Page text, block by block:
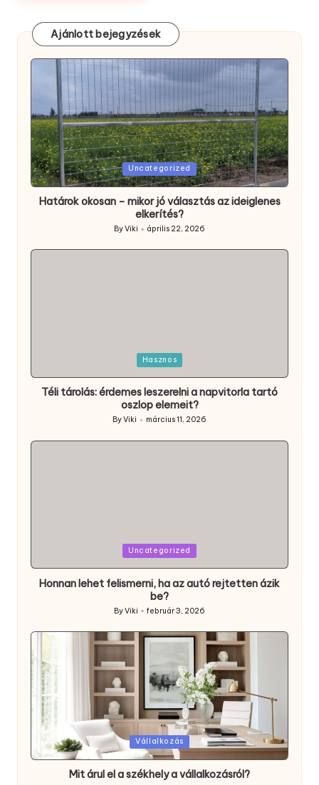
Ajánlott bejegyzések
Posted
in
Uncategorized
Határok okosan – mikor jó választás az ideiglenes
elkerítés?
Posted
by
ByViki április 22, 2026
Hasznos
Téli tárolás: érdemes leszerelni a napvitorla tartó
oszlop elemeit?
Posted
ByViki március 11, 2026
Uncategorized
Honnan lehet felismerni, ha az autó rejtetten ázik
be?
Posted
by
ByViki február 3, 2026
Posted
in
Vállalkozás
Mit árul el a székhely a vállalkozásról?